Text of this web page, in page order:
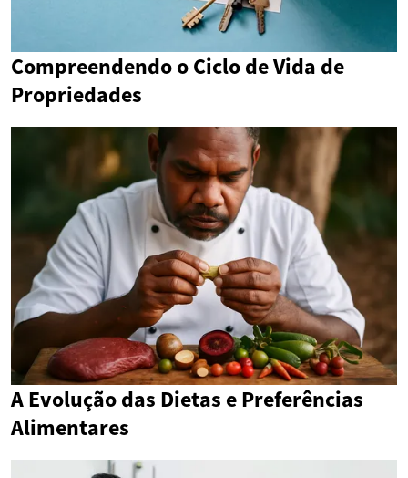
Compreendendo o Ciclo de Vida de
Propriedades
A Evolução das Dietas e Preferências
Alimentares